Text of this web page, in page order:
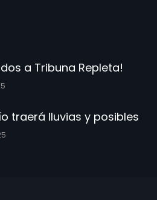
a Tribuna Repleta!
traerá lluvias y posibles